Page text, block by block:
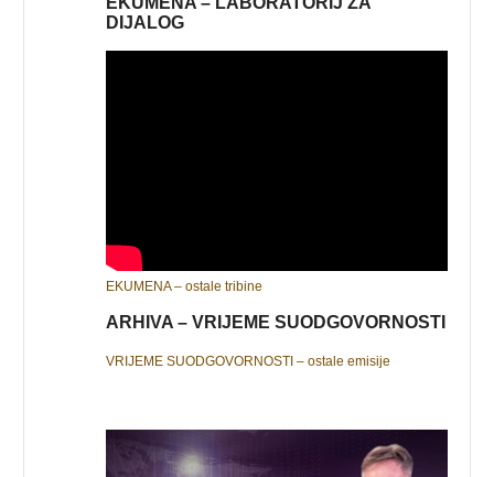
DIJALOG
EKUMENA – ostale tribine
ARHIVA – VRIJEME SUODGOVORNOSTI
VRIJEME SUODGOVORNOSTI – ostale emisije